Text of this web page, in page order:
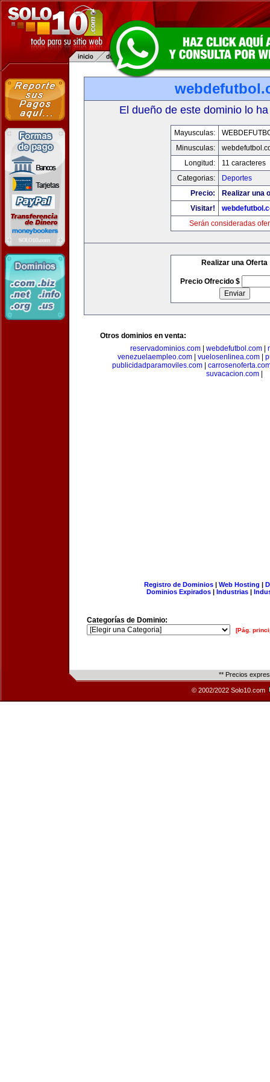
El dueño de este dominio lo
Mayusculas:
Minusculas:
Longitud:
11 caracteres
Categorias:
Deportes
Precio:
Realizar una
Visitar!
Serán consideradas
Realizar una Oferta
Precio Ofrecido $
Otros dominios en venta:
reservadominios.com
webdefutbol.com
venezuelaempleo.com
vuelosenlinea.com
publicidadparamoviles.com
suvacacion.com
Registro de Dominios| Web Hosting |
Dominios Expirados | Industrias |
Categorías de Dominio:
[Pág.
** Precios
© 2002/2022 Solo10.com